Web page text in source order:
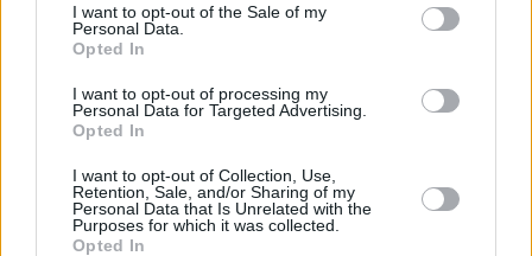
cualquier momento entrando de nuevo en este sitio web o
visitando nuestra política de privacidad.
I want to opt-out of the Sale of my
Personal Data.
Opted In
I want to opt-out of processing my
Personal Data for Targeted Advertising.
Opted In
I want to opt-out of Collection, Use,
Retention, Sale, and/or Sharing of my
Personal Data that Is Unrelated with the
Purposes for which it was collected.
Opted In